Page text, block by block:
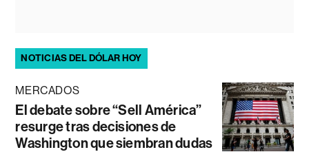
NOTICIAS DEL DÓLAR HOY
MERCADOS
El debate sobre “Sell América”
resurge tras decisiones de
Washington que siembran dudas